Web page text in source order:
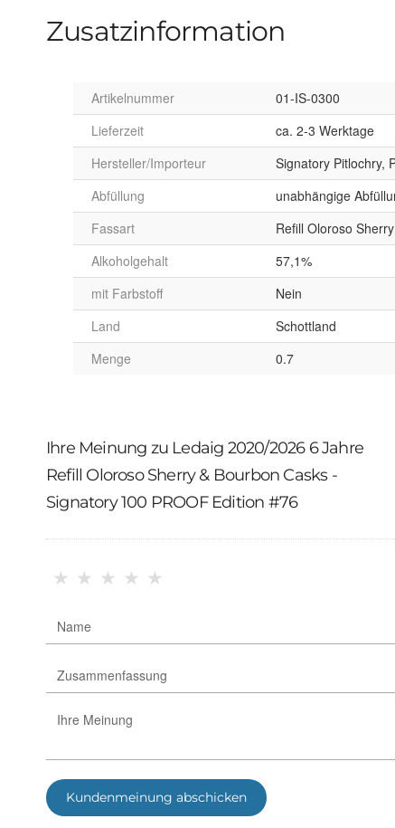
Zusatzinformation
Artikelnummer 01-IS-0300
Lieferzeit
ca. 2-3 Werktage
Hersteller/Importeur
Signatory Pitlochry,
Abfüllung
unabhängige
Fassart
Refill Oloroso
Alkoholgehalt
57,1%
mit Farbstoff
Nein
Land
Schottland
Menge
0.7
Ihre Meinung zu Ledaig 2020/2026 6 Jahre
Refill Oloroso Sherry & Bourbon Casks -
Signatory 100 PROOF Edition #76
★ ★ ★ ★ ★
Kundenmeinung abschicken